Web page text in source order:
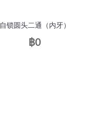
自锁圆头二通（内牙）
฿0